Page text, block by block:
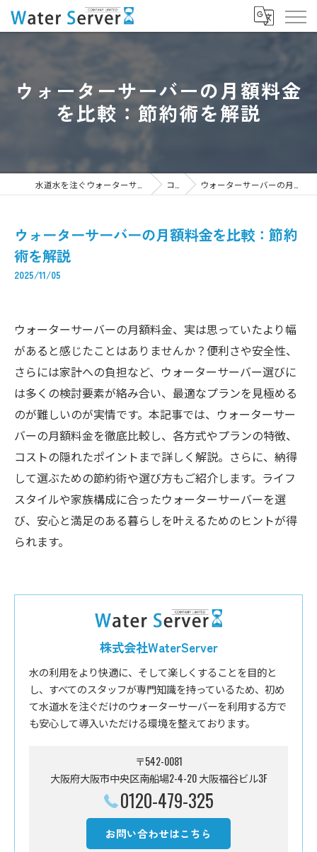
ウォーターサーバーの月額料金
を比較：節約術を解説
コラム ウォーターサーバーの月額料金を比較：節約術を解説
ウォーターサーバーの月額料金を比較：節約
術を解説
2025/11/05
ウォーターサーバーの月額料金、実は思っていたより幅
があると感じたことはありませんか？便利さや安全性、
さらには家計への負担など、ウォーターサーバー選びに
は多くの検討要素が絡み合い、最適なプランを見極める
のが難しいのが実情です。本記事では、ウォーターサー
バーの月額料金を徹底比較し、各方式やプランの特徴、
コストの隠れたポイントまで詳しく解説。さらに、納得
して選ぶための節約術や選び方もご紹介します。ライフ
スタイルや家族構成に合ったウォーターサーバーを選
び、安心と満足のある暮らしを叶えるためのヒントが得
られます。
株式会社WaterServer
水の利用をより快適に、そして楽しくすることを目的と
し、すべてのスタッフが専門知識を持っているため、初め
て水道水を注ぐだけのウォーターサーバーを利用する方で
も安心して導入いただける環境を整えております。
〒542-0081
大阪府大阪市中央区南船場2-4-20 大阪福谷ビル3F
0120-479-325
お問い合わせはこちら